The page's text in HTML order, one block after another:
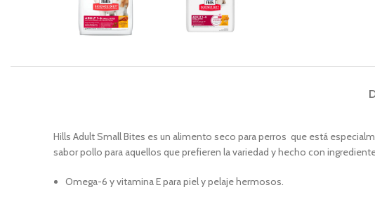
Hills Adult Small Bites es un alimento seco para perros que está
sabor pollo para aquellos que prefieren la variedad y hecho con
Omega-6 y vitamina E para piel y pelaje hermosos.